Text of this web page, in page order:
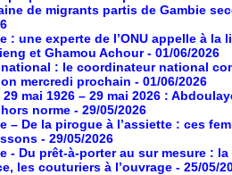
de migrants partis de Gambie
: une experte de l’ONU appelle à
et Ghamou Achour - 01/06/2026
: le coordinateur national
mercredi prochain - 01/06/2026
mai 1926 – 29 mai 2026 :
norme - 29/05/2026
– De la pirogue à l’assiette : ces
- 29/05/2026
- Du prêt-à-porter au sur mesure :
les couturiers à l’ouvrage - 25/05/